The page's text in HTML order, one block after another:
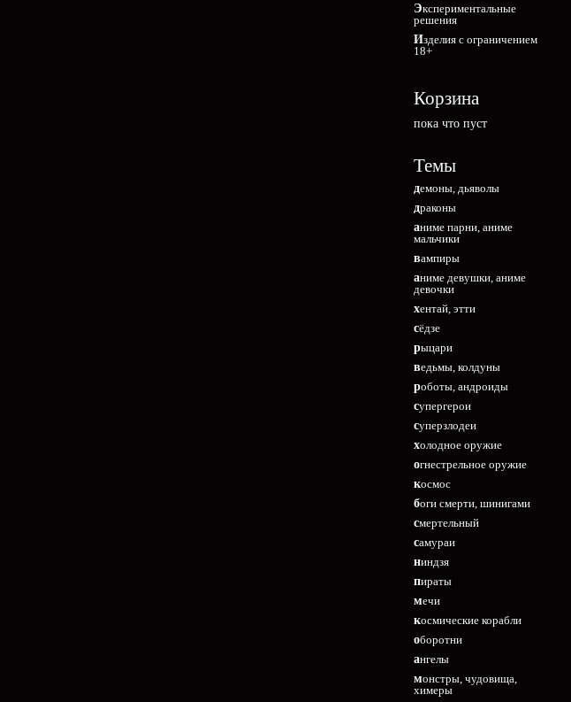
Экспериментальные
решения
Изделия с ограничением
18+
Корзина
пока что пуст
Темы
демоны, дьяволы
драконы
аниме парни, аниме
мальчики
вампиры
аниме девушки, аниме
девочки
хентай, этти
сёдзе
рыцари
ведьмы, колдуны
роботы, андроиды
супергерои
суперзлодеи
холодное оружие
огнестрельное оружие
космос
боги смерти, шинигами
смертельный
самураи
ниндзя
пираты
мечи
космические корабли
оборотни
ангелы
монстры, чудовища,
химеры